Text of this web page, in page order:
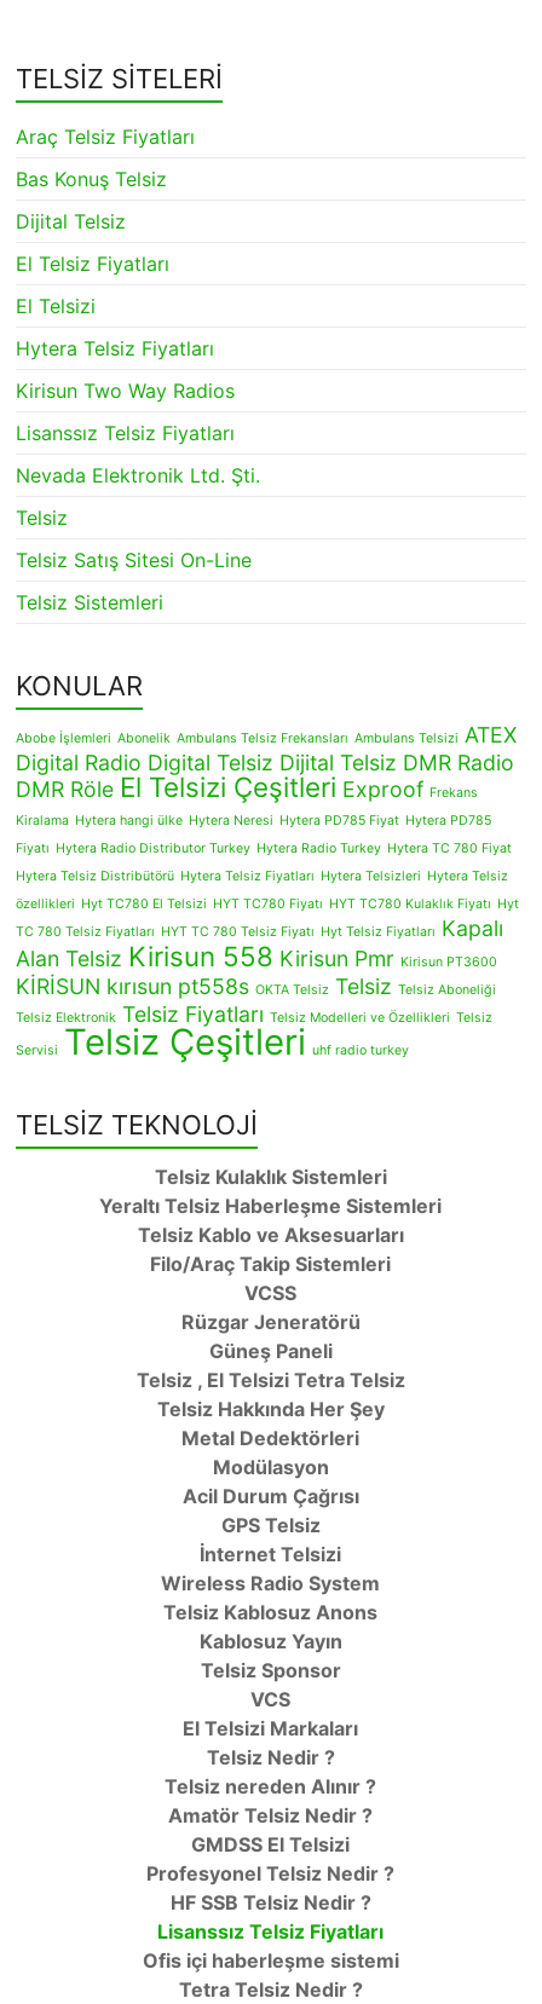
TELSİZ SİTELERİ
Araç Telsiz Fiyatları
Bas Konuş Telsiz
Dijital Telsiz
El Telsiz Fiyatları
El Telsizi
Hytera Telsiz Fiyatları
Kirisun Two Way Radios
Lisanssız Telsiz Fiyatları
Nevada Elektronik Ltd. Şti.
Telsiz
Telsiz Satış Sitesi On-Line
Telsiz Sistemleri
KONULAR
Abobe İşlemleri Abonelik Ambulans Telsiz Frekansları Ambulans Telsizi ATEX
Digital Radio Digital Telsiz Dijital Telsiz DMR Radio
DMR Röle El Telsizi Çeşitleri Exproof Frekans
Kiralama Hytera hangi ülke Hytera Neresi Hytera PD785 Fiyat Hytera PD785
Fiyatı Hytera Radio Distributor Turkey Hytera Radio Turkey Hytera TC 780 Fiyat
Hytera Telsiz Distribütörü Hytera Telsiz Fiyatları Hytera Telsizleri Hytera Telsiz
özellikleri Hyt TC780 El Telsizi HYT TC780 Fiyatı HYT TC780 Kulaklık Fiyatı Hyt
TC 780 Telsiz Fiyatları HYT TC 780 Telsiz Fiyatı Hyt Telsiz Fiyatları Kapalı
Alan Telsiz Kirisun 558 Kirisun Pmr Kirisun PT3600
KİRİSUN kırısun pt558s OKTA Telsiz Telsiz Telsiz Aboneliği
Telsiz Elektronik Telsiz Fiyatları Telsiz Modelleri ve Özellikleri Telsiz
Servisi Telsiz Çeşitleri uhf radio turkey
TELSİZ TEKNOLOJİ
Telsiz Kulaklık Sistemleri
Yeraltı Telsiz Haberleşme Sistemleri
Telsiz Kablo ve Aksesuarları
Filo/Araç Takip Sistemleri
VCSS
Rüzgar Jeneratörü
Güneş Paneli
Telsiz , El Telsizi Tetra Telsiz
Telsiz Hakkında Her Şey
Metal Dedektörleri
Modülasyon
Acil Durum Çağrısı
GPS Telsiz
İnternet Telsizi
Wireless Radio System
Telsiz Kablosuz Anons
Kablosuz Yayın
Telsiz Sponsor
VCS
El Telsizi Markaları
Telsiz Nedir ?
Telsiz nereden Alınır ?
Amatör Telsiz Nedir ?
GMDSS El Telsizi
Profesyonel Telsiz Nedir ?
HF SSB Telsiz Nedir ?
Lisanssız Telsiz Fiyatları
Ofis içi haberleşme sistemi
Tetra Telsiz Nedir ?